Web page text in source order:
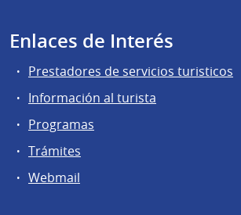
Enlaces de Interés
Prestadores de servicios turisticos
Información al turista
Programas
Trámites
Webmail